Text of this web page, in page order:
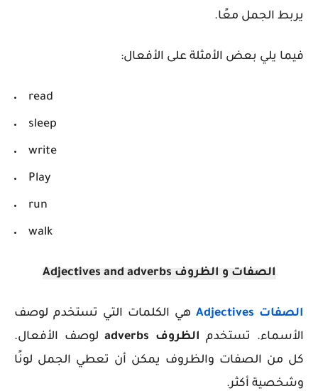
يربط الجمل معًا.
فيما يلي بعض الأمثلة على الأفعال:
read
sleep
write
Play
run
walk
الصفات و الظروف Adjectives and adverbs
الصفات Adjectives هي الكلمات التي تستخدم لوصف
الأسماء. تستخدم الظروف adverbs لوصف الأفعال.
كل من الصفات والظروف يمكن أن تعطي الجمل لونًا
وشخصية أكثر.